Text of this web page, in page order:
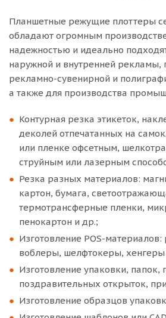
рекламы;
Резка пленок для электронной
промышленности и многое др.
Гарантия на плоттер 12 месяцев
Планшетные режущие плоттеры
обладают огромным
надежностью и идеально
наружной и внутренней рекламы,
рекламно-сувенирной и
а также для производства
Контурная резка этикеток,
деколей отпечатанных на
или пленке офсетным,
струйным или лазерным
Резка разных материалов:
картон, бумага,
термотрансферные пленки,
пенокартон и др.;
Изготовление POS-
воблеры, шелфтокеры, хенгеры
Изготовление упаковки, папок,
поздравительных открыток,
Изготовление образцов